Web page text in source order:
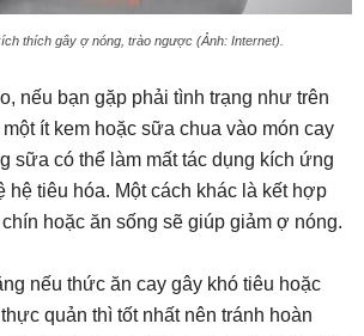
thích gây ợ nóng, trào ngược (Ảnh: Internet).
nếu bạn gặp phải tình trạng như trên
ít kem hoặc sữa chua vào món cay
sữa có thể làm mất tác dụng kích ứng
hệ tiêu hóa. Một cách khác là kết hợp
hoặc ăn sống sẽ giúp giảm ợ nóng.
nếu thức ăn cay gây khó tiêu hoặc
quản thì tốt nhất nên tránh hoàn